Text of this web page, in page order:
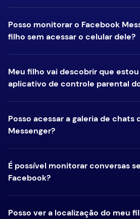
Posso monitorar o Facebook
filho sem acessar o celular dele?
Meu filho vai descobrir que
aplicativo de controle parental
Posso acessar a galeria de chats
Messenger?
É possível monitorar conversas
Facebook?
Posso ver a localização do meu